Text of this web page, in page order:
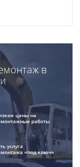
в
цены на
работы
услуга
«под ключ»